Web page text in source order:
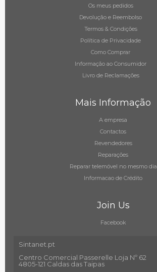
Os meus pedidos
Devolução e Reembolso
Termos & Condições
Política de Privacidade
Como Comprar
Informação ao Consumidor
Livro de Reclamações
Mais Informação
A empresa
Contactos
Revendedores
Reparações
Reparar telemóvel no mesmo dia
Informacao de Crédito
Join Us
Facebook
Sintanet.pt
Centro Comercial Passerelle Loja Nº 62
4805-121 Caldas das Taipas